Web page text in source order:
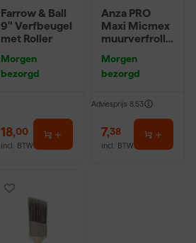
Farrow & Ball
9" Verfbeugel
met Roller
Morgen
bezorgd
18,00
incl. BTW
Anza PRO
Maxi Micmex
muurverfrolle
Morgen
bezorgd
Adviesprijs 8,53
7,38
incl. BTW